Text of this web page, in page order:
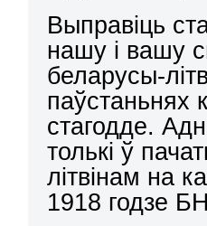
Выправіць
нашу і вашу
беларусы-
паўстаньнях
стагодде.
толькі ў
літвінам на
1918 годзе